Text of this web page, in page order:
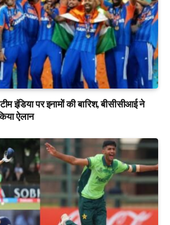
इंडिया पर इनामों की बारिश, बीसीसीआई ने
ऐलान